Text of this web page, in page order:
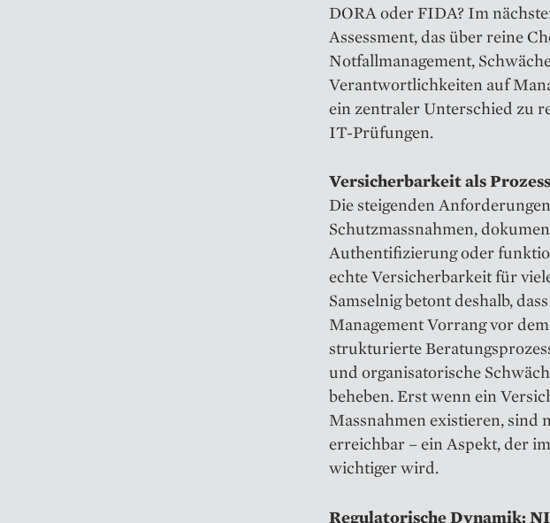
DORA oder FIDA? Im
Assessment, das über reine
Notfallmanagement,
Verantwortlichkeiten auf
ein zentraler Unterschied zu
IT-Prüfungen.
Versicherbarkeit als
Die steigenden
Schutzmassnahmen,
Authentifizierung oder
echte Versicherbarkeit für
Samselnig betont deshalb,
Management Vorrang vor dem
strukturierte
und organisatorische
beheben. Erst wenn ein
Massnahmen existieren,
erreichbar – ein Aspekt, der
wichtiger wird.
Regulatorische Dynamik: